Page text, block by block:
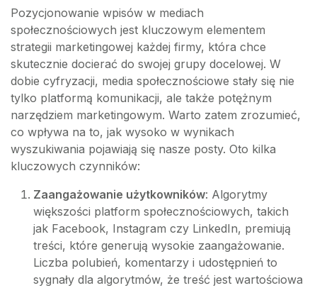
Pozycjonowanie wpisów w mediach
społecznościowych jest kluczowym elementem
strategii marketingowej każdej firmy, która chce
skutecznie docierać do swojej grupy docelowej. W
dobie cyfryzacji, media społecznościowe stały się nie
tylko platformą komunikacji, ale także potężnym
narzędziem marketingowym. Warto zatem zrozumieć,
co wpływa na to, jak wysoko w wynikach
wyszukiwania pojawiają się nasze posty. Oto kilka
kluczowych czynników:
Zaangażowanie użytkowników: Algorytmy
większości platform społecznościowych, takich
jak Facebook, Instagram czy LinkedIn, premiują
treści, które generują wysokie zaangażowanie.
Liczba polubień, komentarzy i udostępnień to
sygnały dla algorytmów, że treść jest wartościowa